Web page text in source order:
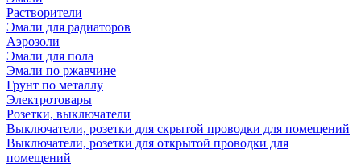
Растворители
Эмали для радиаторов
Аэрозоли
Эмали для пола
Эмали по ржавчине
Грунт по металлу
Электротовары
Розетки, выключатели
Выключатели, розетки для скрытой проводки для помещений
Выключатели, розетки для открытой проводки для
помещений